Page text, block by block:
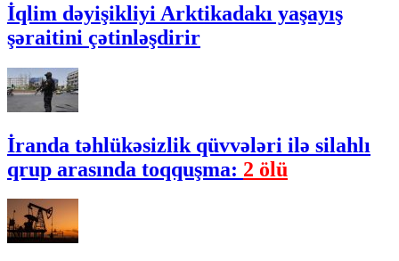
İqlim dəyişikliyi Arktikadakı yaşayış
şəraitini çətinləşdirir
İranda təhlükəsizlik qüvvələri ilə silahlı
qrup arasında toqquşma: 2 ölü